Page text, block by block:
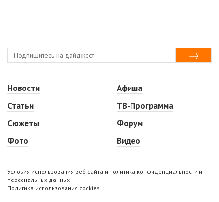
Новости
Статьи
Сюжеты
Фото
Афиша
ТВ-Программа
Форум
Видео
Условия использования веб-сайта и политика конфиденциальности и
персональных данных
Политика использования cookies